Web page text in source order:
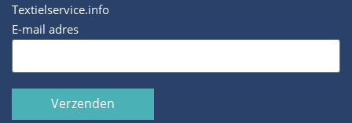
Textielservice.info
E-mail adres
Verzenden